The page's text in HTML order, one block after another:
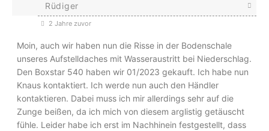
Rüdiger
2 Jahre zuvor
Moin, auch wir haben nun die Risse in der Bodenschale
unseres Aufstelldaches mit Wasseraustritt bei Niederschlag.
Den Boxstar 540 haben wir 01/2023 gekauft. Ich habe nun
Knaus kontaktiert. Ich werde nun auch den Händler
kontaktieren. Dabei muss ich mir allerdings sehr auf die
Zunge beißen, da ich mich von diesem arglistig getäuscht
fühle. Leider habe ich erst im Nachhinein festgestellt, dass